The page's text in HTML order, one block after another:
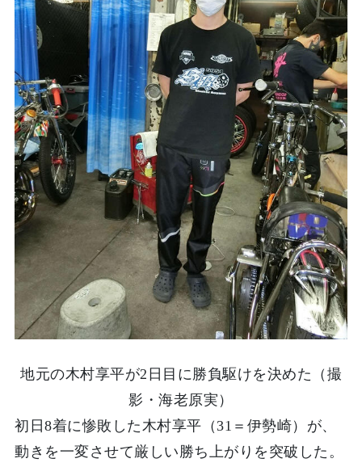
地元の木村享平が2日目に勝負駆けを決めた（撮
影・海老原実）
初日8着に惨敗した木村享平（31＝伊勢崎）が、
動きを一変させて厳しい勝ち上がりを突破した。